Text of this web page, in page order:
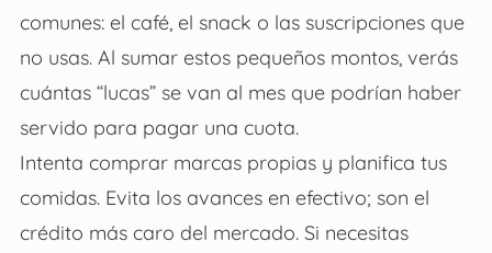
comunes: el café, el snack o las suscripciones que
no usas. Al sumar estos pequeños montos, verás
cuántas “lucas” se van al mes que podrían haber
servido para pagar una cuota.
Intenta comprar marcas propias y planifica tus
comidas. Evita los avances en efectivo; son el
crédito más caro del mercado. Si necesitas